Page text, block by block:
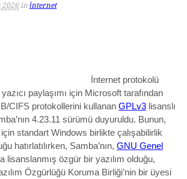
2026 in İnternet
İnternet protokolü
paylaşımı için Microsoft tarafından
CIFS protokollerini kullanan GPLv3 lisanslı
4.23.11 sürümü duyuruldu. Bunun,
standart Windows birlikte çalışabilirlik
hatırlatılırken, Samba’nın, GNU Genel
lisanslanmış özgür bir yazılım olduğu,
Özgürlüğü Koruma Birliği’nin bir üyesi